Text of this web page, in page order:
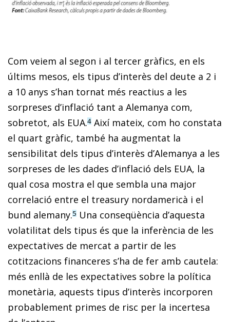
Com veiem al segon i al tercer gràfics, en els
últims mesos, els tipus d’interès del deute a 2 i
a 10 anys s’han tornat més reactius a les
sorpreses d’inflació tant a Alemanya com,
sobretot, als EUA.4 Així mateix, com ho constata
el quart gràfic, també ha augmentat la
sensibilitat dels tipus d’interès d’Alemanya a les
sorpreses de les dades d’inflació dels EUA, la
qual cosa mostra el que sembla una major
correlació entre el treasury nordamericà i el
bund alemany.5 Una conseqüència d’aquesta
volatilitat dels tipus és que la inferència de les
expectatives de mercat a partir de les
cotitzacions financeres s’ha de fer amb cautela:
més enllà de les expectatives sobre la política
monetària, aquests tipus d’interès incorporen
probablement primes de risc per la incertesa